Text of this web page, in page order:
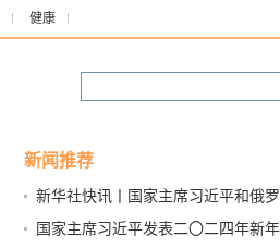
健康
新闻推荐
新华社快讯丨国家主席习近平和俄
京互致新年贺电
国家主席习近平发表二〇二四年新